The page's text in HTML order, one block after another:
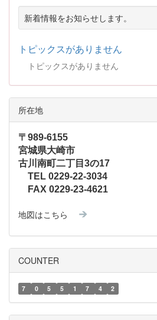
新着情報をお知らせします。
トピックスがありません
トピックスがありません
所在地
〒989-6155
宮城県大崎市
古川南町二丁目3の17
TEL 0229-22-3034
FAX 0229-23-4621
地図はこちら
COUNTER
7 0 5 5 1 7 4 2